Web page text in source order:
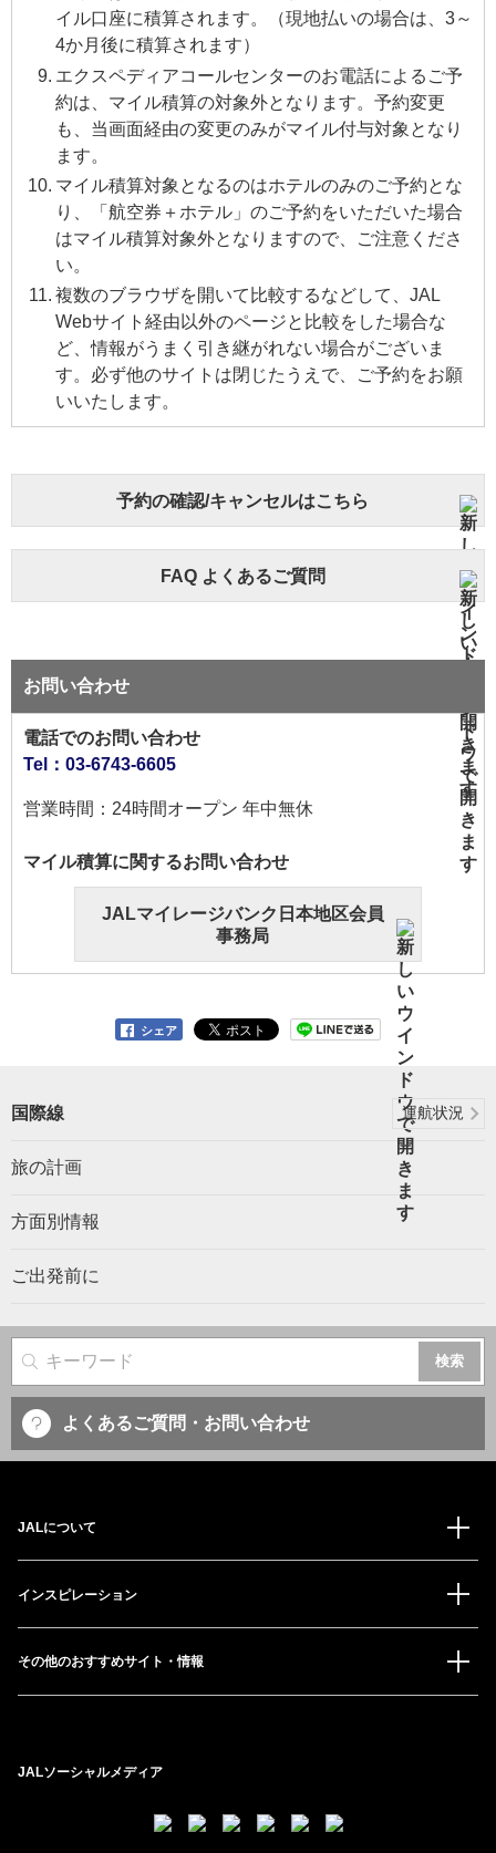
イル口座に積算されます。（現地払いの場合は、3～
4か月後に積算されます）
エクスペディアコールセンターのお電話によるご予
約は、マイル積算の対象外となります。予約変更
も、当画面経由の変更のみがマイル付与対象となり
ます。
マイル積算対象となるのはホテルのみのご予約とな
り、「航空券＋ホテル」のご予約をいただいた場合
はマイル積算対象外となりますので、ご注意くださ
い。
複数のブラウザを開いて比較するなどして、JAL
Webサイト経由以外のページと比較をした場合な
ど、情報がうまく引き継がれない場合がございま
す。必ず他のサイトは閉じたうえで、ご予約をお願
いいたします。
予約の確認/キャンセルはこちら
FAQ よくあるご質問
お問い合わせ
電話でのお問い合わせ
Tel：03-6743-6605
営業時間：24時間オープン 年中無休
マイル積算に関するお問い合わせ
JALマイレージバンク日本地区会員
事務局
シェア
国際線 運航状況
旅の計画
方面別情報
ご出発前に
サイト内検索
よくあるご質問・お問い合わせ
JALについて
インスピレーション
その他のおすすめサイト・情報
JALソーシャルメディア